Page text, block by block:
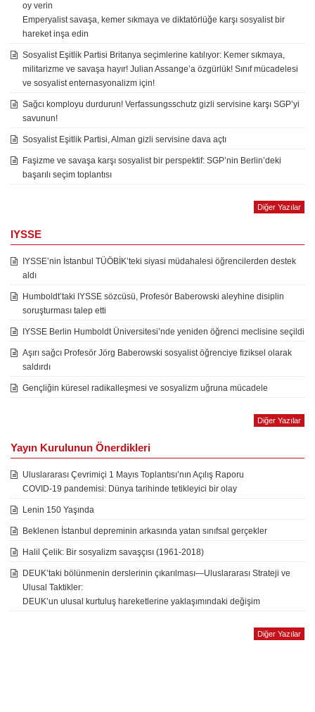
oy verin
Emperyalist savaşa, kemer sıkmaya ve diktatörlüğe karşı sosyalist bir
hareket inşa edin
Sosyalist Eşitlik Partisi Britanya seçimlerine katılıyor: Kemer sıkmaya,
militarizme ve savaşa hayır! Julian Assange’a özgürlük! Sınıf mücadelesi
ve sosyalist enternasyonalizm için!
Sağcı komployu durdurun! Verfassungsschutz gizli servisine karşı SGP’yi
savunun!
Sosyalist Eşitlik Partisi, Alman gizli servisine dava açtı
Faşizme ve savaşa karşı sosyalist bir perspektif: SGP’nin Berlin’deki
başarılı seçim toplantısı
Diğer Yazılar
IYSSE
IYSSE’nin İstanbul TÜÖBİK’teki siyasi müdahalesi öğrencilerden destek
aldı
Humboldt’taki IYSSE sözcüsü, Profesör Baberowski aleyhine disiplin
soruşturması talep etti
IYSSE Berlin Humboldt Üniversitesi’nde yeniden öğrenci meclisine seçildi
Aşırı sağcı Profesör Jörg Baberowski sosyalist öğrenciye fiziksel olarak
saldırdı
Gençliğin küresel radikalleşmesi ve sosyalizm uğruna mücadele
Diğer Yazılar
Yayın Kurulunun Önerdikleri
Uluslararası Çevrimiçi 1 Mayıs Toplantısı’nın Açılış Raporu
COVID-19 pandemisi: Dünya tarihinde tetikleyici bir olay
Lenin 150 Yaşında
Beklenen İstanbul depreminin arkasında yatan sınıfsal gerçekler
Halil Çelik: Bir sosyalizm savaşçısı (1961-2018)
DEUK’taki bölünmenin derslerinin çıkarılması—Uluslararası Strateji ve
Ulusal Taktikler:
DEUK’un ulusal kurtuluş hareketlerine yaklaşımındaki değişim
Diğer Yazılar